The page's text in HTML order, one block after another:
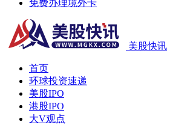
免费办理境外卡
美股快讯
首页
环球投资速递
美股IPO
港股IPO
大V观点